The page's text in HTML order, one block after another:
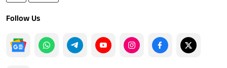
Follow Us